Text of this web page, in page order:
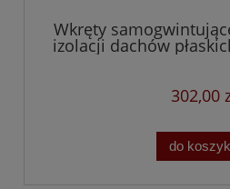
Wkręty
izolacji dachów
betonu i
302,00
do